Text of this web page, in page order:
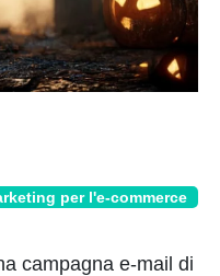
per l'e-commerce
campagna e-mail di